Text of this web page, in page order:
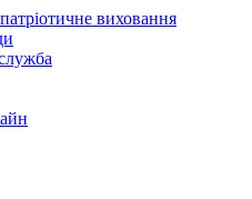
виховання